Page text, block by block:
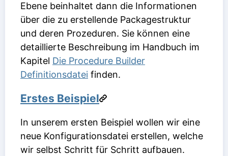
Ebene beinhaltet dann die Informationen
über die zu erstellende Packagestruktur
und deren Prozeduren. Sie können eine
detaillierte Beschreibung im Handbuch im
Kapitel Die Procedure Builder
Definitionsdatei finden.
Erstes Beispiel
In unserem ersten Beispiel wollen wir eine
neue Konfigurationsdatei erstellen, welche
wir selbst Schritt für Schritt aufbauen.